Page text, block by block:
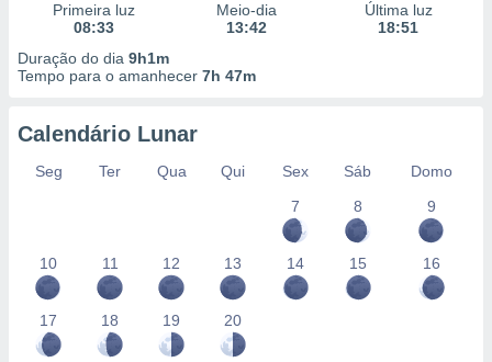
Primeira luz
08:33
Meio-dia
13:42
Última luz
18:51
Duração do dia 9h1m
Tempo para o amanhecer 7h 47m
Calendário Lunar
Seg Ter Qua Qui Sex Sáb
Domo
7
8 9
10 11 12 13 14 15 16
17 18 19 20